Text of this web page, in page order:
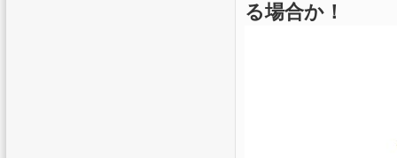
る場合か！